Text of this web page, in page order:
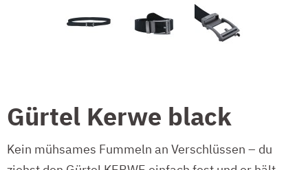
Gürtel Kerwe black
Kein mühsames Fummeln an Verschlüssen – du